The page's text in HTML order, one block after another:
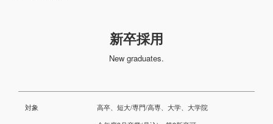
新卒採用
New graduates.
対象
高卒、短大/専門/高専、大学、大学院